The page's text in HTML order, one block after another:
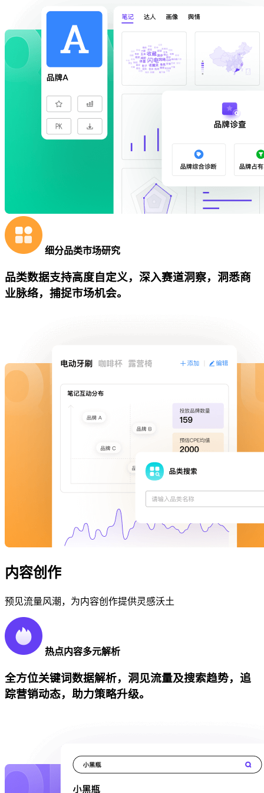
细分品类市场研究
品类数据支持高度自定义，深入赛道洞察，洞悉商
业脉络，捕捉市场机会。
内容创作
预见流量风潮，为内容创作提供灵感沃土
热点内容多元解析
全方位关键词数据解析，洞见流量及搜索趋势，追
踪营销动态，助力策略升级。